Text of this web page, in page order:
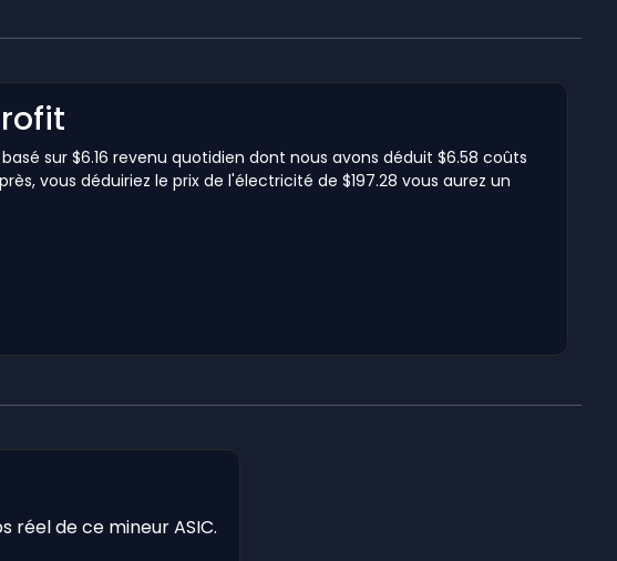
sur $6.16 revenu quotidien dont nous avons déduit $6.58 coûts
vous déduiriez le prix de l'électricité de $197.28 vous aurez un
de ce mineur ASIC.